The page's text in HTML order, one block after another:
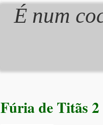
Fúria de Titãs 2
É num